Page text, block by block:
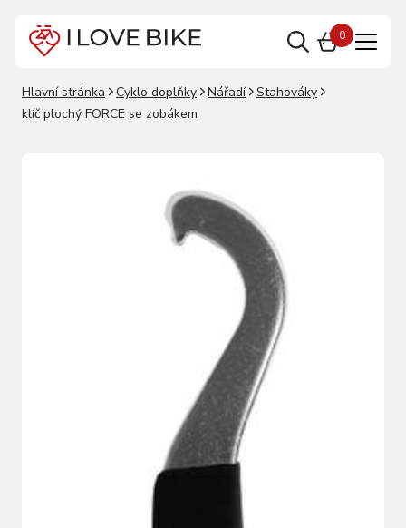
0
Hlavní stránka Cyklo doplňky Nářadí
Stahováky
klíč plochý FORCE se zobákem